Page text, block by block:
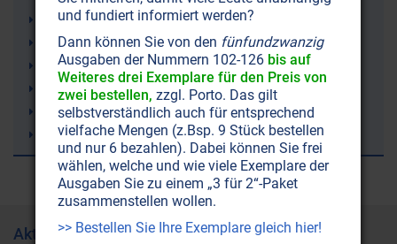
Zellen
Wetter
Gelenkschmerzen
Ketone (Ketonkörper)
Ketogene Ernährung (Ketose)
Irland
Aktuelle Ausgabe
und fundiert informiert werden?
Dann können Sie von den fünfundzwanzig
Ausgaben der Nummern 102-126 bis auf
Weiteres drei Exemplare für den Preis von
zwei bestellen, zzgl. Porto. Das gilt
selbstverständlich auch für entsprechend
vielfache Mengen (z.Bsp. 9 Stück bestellen
und nur 6 bezahlen). Dabei können Sie frei
wählen, welche und wie viele Exemplare der
Ausgaben Sie zu einem „3 für 2“-Paket
zusammenstellen wollen.
>> Bestellen Sie Ihre Exemplare gleich hier!